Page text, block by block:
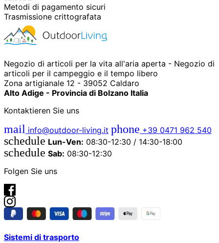
Metodi di pagamento sicuri
Trasmissione crittografata
Negozio di articoli per la vita all'aria aperta - Negozio di
articoli per il campeggio e il tempo libero
Zona artigianale 12 - 39052 Caldaro
Alto Adige - Provincia di Bolzano Italia
Kontaktieren Sie uns
mail info@outdoor-living.it phone +39 0471 962 540
schedule Lun-Ven: 08:30-12:30 / 14:30-18:00
schedule Sab: 08:30-12:30
Folgen Sie uns
Sistemi di trasporto